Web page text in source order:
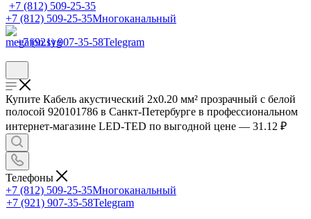
+7 (812) 509-25-35
+7 (812) 509-25-35Многоканальный
+7 (921) 907-35-58Telegram
Купите Кабель акустический 2х0.20 мм² прозрачный с белой
полосой 920101786 в Санкт-Петербурге в профессиональном
интернет-магазине LED-TED по выгодной цене — 31.12 ₽
Телефоны
+7 (812) 509-25-35Многоканальный
+7 (921) 907-35-58Telegram